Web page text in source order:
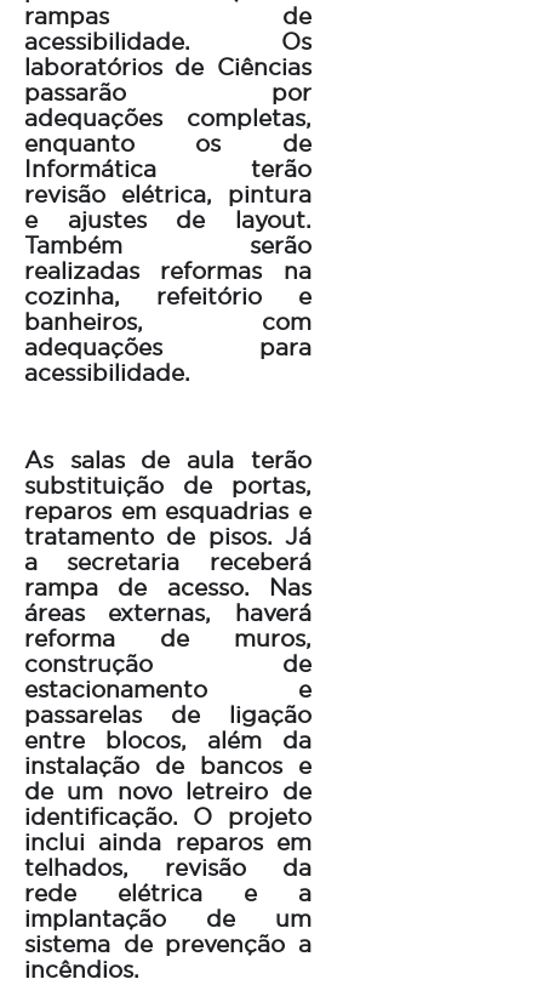
rampas de
acessibilidade. Os
laboratórios de Ciências
passarão por
adequações completas,
enquanto os de
Informática terão
revisão elétrica, pintura
e ajustes de layout.
Também serão
realizadas reformas na
cozinha, refeitório e
banheiros, com
adequações para
acessibilidade.
As salas de aula terão
substituição de portas,
reparos em esquadrias e
tratamento de pisos. Já
a secretaria receberá
rampa de acesso. Nas
áreas externas, haverá
reforma de muros,
construção de
estacionamento e
passarelas de ligação
entre blocos, além da
instalação de bancos e
de um novo letreiro de
identificação. O projeto
inclui ainda reparos em
telhados, revisão da
rede elétrica e a
implantação de um
sistema de prevenção a
incêndios.